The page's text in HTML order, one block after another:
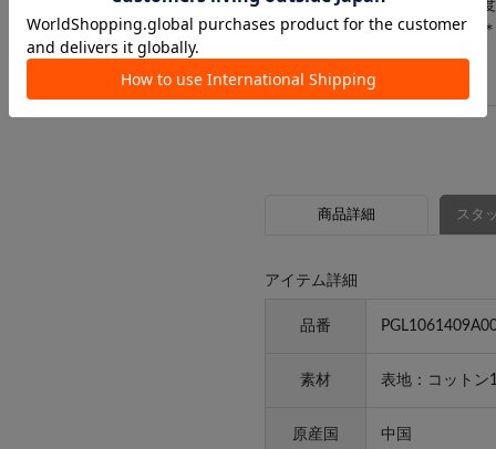
アイロン：底面温度120 ℃を限
＊＊＊＊＊＊＊＊＊＊＊＊＊＊
商品詳細 スタ
アイテム詳細
品番
素材 表地：コット
原産国 中国